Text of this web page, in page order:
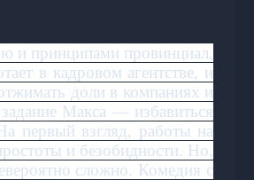
и принципами провинциал,
в кадровом агентстве, и
доли в компаниях и
Макса — избавиться
первый взгляд, работы на
и безобидности. Но,
сложно. Комедия с